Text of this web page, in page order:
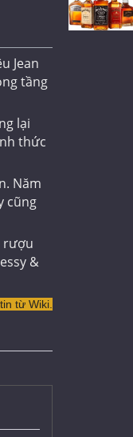
Jean
tầng
lại
thức
Năm
cũng
rượu
&
từ Wiki.